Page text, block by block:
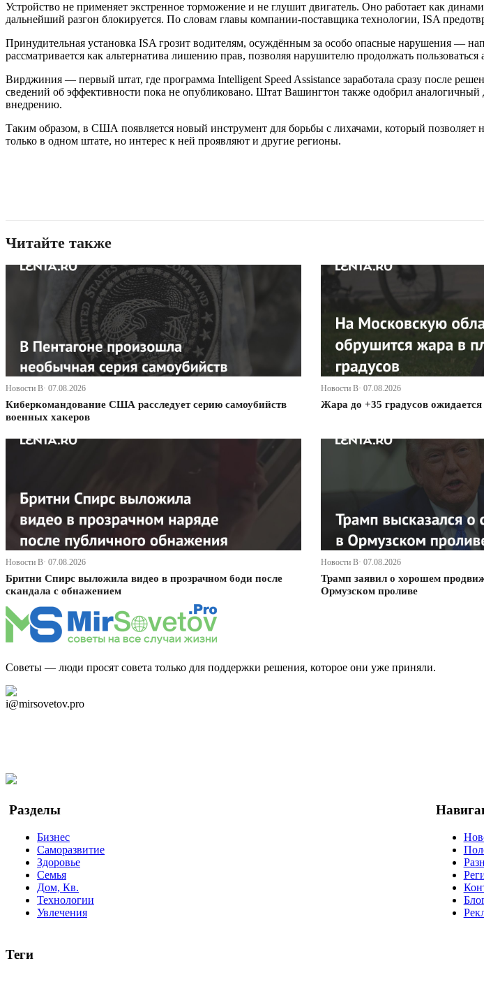
Устройство не применяет экстренное торможение и не глушит двигатель. Оно работает как
дальнейший разгон блокируется. По словам главы компании-поставщика технологии, ISA
Принудительная установка ISA грозит водителям, осуждённым за особо опасные нарушения —
рассматривается как альтернатива лишению прав, позволяя нарушителю продолжать
Вирджиния — первый штат, где программа Intelligent Speed Assistance заработала сразу после
сведений об эффективности пока не опубликовано. Штат Вашингтон также одобрил аналогичный
внедрению.
Таким образом, в США появляется новый инструмент для борьбы с лихачами, который
только в одном штате, но интерес к ней проявляют и другие регионы.
Читайте также
Новости В· 07.08.2026
Киберкомандование США расследует серию самоубийств
военных хакеров
Новости В· 07.08.2026
Жара до +35 градусов
Новости В· 07.08.2026
Бритни Спирс выложила видео в прозрачном боди после
скандала с обнажением
Новости В· 07.08.2026
Трамп заявил о хорошем
Ормузском проливе
Советы — люди просят совета только для поддержки решения, которое они уже приняли.
i@mirsovetov.pro
Разделы
Бизнес
Саморазвитие
Здоровье
Семья
Дом, Кв.
Технологии
Увлечения
Теги